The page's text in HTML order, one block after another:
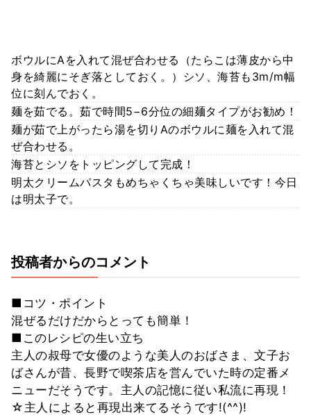
ボウルにAを入れて混ぜ合わせる（たらこは薄皮から中
身を綺麗にそぎ落としておく。）シソ、海苔も3m/m幅
位に刻んでおく。
麺を茹でる。茹で時間5−6分位の細麺タイプがお勧め！
麺が茹で上がったら湯を切りAのボウルに麺を入れて混
ぜ合わせる。
海苔とシソをトッピングして完成！
明太クリームパスタもめちゃくちゃ美味しいです！今日
は明太子で。
投稿者からのコメント
■コツ・ポイント
混ぜるだけだからとっても簡単！
■このレシピの生い立ち
主人の叔母で女優のような美人のおばさま、文子お
ばさんが昔、長野で喫茶店を営んでいた時の定番メ
ニューだそうです。主人の記憶に従い私流に再現！
☆主人によると再現出来てるそうです!(^^)!